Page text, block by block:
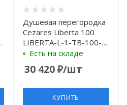
Душевая перегородка
Cezares Liberta 100
LIBERTA-L-1-TB-100-
BR-Cr профиль Хром
Есть на складе
30 420₽/шт
КУПИТЬ